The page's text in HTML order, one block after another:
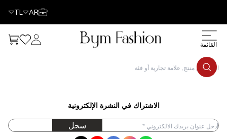
AR
TL
حسابيمفضلتيعربتي
الاشتراك في النشرة الإلكترونية
سجل